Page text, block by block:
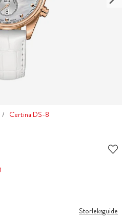
Certina DS-8
Storleksguide